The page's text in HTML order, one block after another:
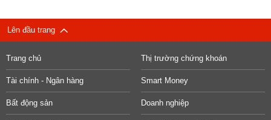
Lên đầu trang
Trang chủ Thị trường chứng khoán
Tài chính - Ngân hàng Smart Money
Bất động sản Doanh nghiệp